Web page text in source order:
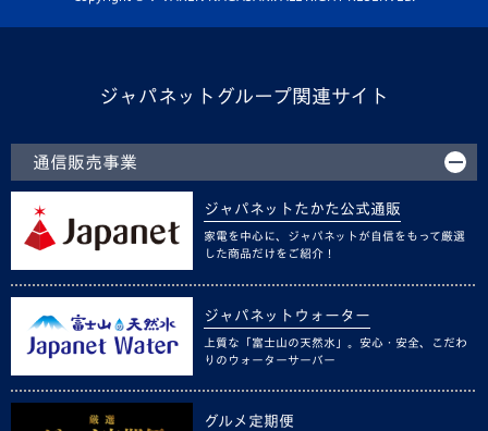
ジャパネットグループ関連サイト
通信販売事業
ジャパネットたかた公式通販
家電を中心に、ジャパネットが自信をもって厳選
した商品だけをご紹介！
ジャパネットウォーター
上質な「富士山の天然水」。安心・安全、こだわ
りのウォーターサーバー
グルメ定期便